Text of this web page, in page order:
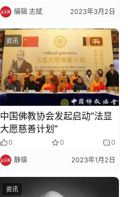
编辑 志斌 2023年3月2日
资讯
中国佛教协会发起启动“法显
大愿慈善计划”
0 0 0
静瑛 2023年1月2日
资讯